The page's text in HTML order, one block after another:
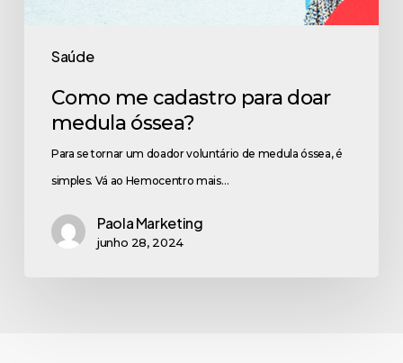
Saúde
Como me cadastro para doar
medula óssea?
Para se tornar um doador voluntário de medula óssea, é
simples. Vá ao Hemocentro mais…
Paola Marketing
junho 28, 2024